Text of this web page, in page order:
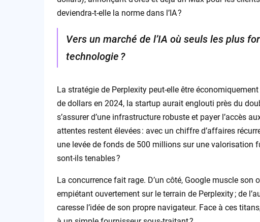
deviendra-t-elle la norme dans l’IA ?
Vers un marché de l’IA où seuls les plus
technologie ?
La stratégie de Perplexity peut-elle être
de dollars en 2024, la startup aurait englouti près du
s’assurer d’une infrastructure robuste et payer l’accès
attentes restent élevées : avec un chiffre d’affaires
une levée de fonds de 500 millions sur une valorisation
sont-ils tenables ?
La concurrence fait rage. D’un côté, Google muscle son
empiétant ouvertement sur le terrain de Perplexity ; de
caresse l’idée de son propre navigateur. Face à ces